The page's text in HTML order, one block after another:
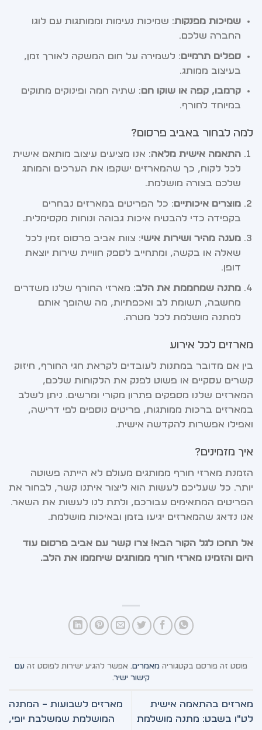
שמיכות מפנקות: שמיכות נעימות וממותגות עם לוגו
החברה שלכם.
ספלים תרמיים: לשמירה על חום המשקה לאורך זמן,
בעיצוב ממותג.
קרמבו, קפה או שוקו חם: שתיה חמה ופינוקים מתוקים
במיוחד לחורף.
למה לבחור באביב פרסום?
התאמה אישית מלאה: אנו מציעים עיצוב מותאם אישית
לכל לקוח, כך שהמארזים ישקפו את הערכים והמותג
שלכם בצורה מושלמת.
מוצרים איכותיים: כל הפריטים במארזים נבחרים
בקפידה כדי להבטיח איכות גבוהה ונוחות מקסימלית.
מענה מהיר ושירות אישי: צוות אביב פרסום זמין לכל
שאלה או בקשה, ומתחייב לספק חוויית שירות יוצאת
דופן.
מתנה שמחממת את הלב: מארזי החורף שלנו משדרים
מחשבה, תשומת לב ואכפתיות, מה שהופך אותם
למתנה מושלמת לכל מטרה.
מארזים לכל אירוע
בין אם מדובר במתנות לעובדים לקראת חגי החורף, חיזוק
קשרים עסקיים או פשוט לפנק את הלקוחות שלכם,
המארזים שלנו מספקים פתרון מקורי ומרשים. ניתן לשלב
במארזים ברכות ממותגות, פריטים נוספים לפי דרישה,
ואפילו אפשרות להקדשה אישית.
איך מזמינים?
הזמנת מארזי חורף ממותגים מעולם לא הייתה פשוטה
יותר. כל שעליכם לעשות הוא ליצור איתנו קשר, לבחור את
הפריטים המתאימים עבורכם, ולתת לנו לעשות את השאר.
אנו נדאג שהמארזים יגיעו בזמן ובאיכות מושלמת.
אל תחכו לגל הקור הבא! צרו קשר עם אביב פרסום עוד
היום והזמינו מארזי חורף ממותגים שיחממו את הלב.
פוסט זה פורסם בקטגוריה מאמרים . אפשר להגיע ישירות לפוסט זה עם
קישור ישיר.
מארזים בהתאמה אישית
לט"ו בשבט: מתנה מושלמת
מארזים לשבועות – המתנה
המושלמת שמשלבת יופי,